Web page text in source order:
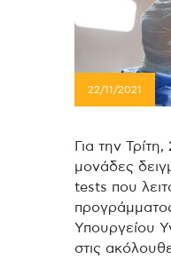
22/11/2021
Για την
μονάδες
tests που
Υπουργείου
στις